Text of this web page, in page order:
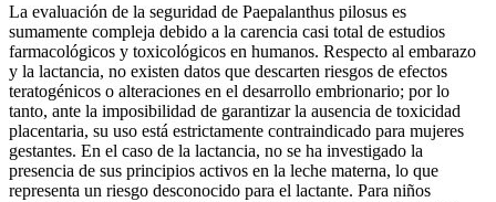
La evaluación de la seguridad de Paepalanthus pilosus es
sumamente compleja debido a la carencia casi total de estudios
farmacológicos y toxicológicos en humanos. Respecto al embarazo
y la lactancia, no existen datos que descarten riesgos de efectos
teratogénicos o alteraciones en el desarrollo embrionario; por lo
tanto, ante la imposibilidad de garantizar la ausencia de toxicidad
placentaria, su uso está estrictamente contraindicado para mujeres
gestantes. En el caso de la lactancia, no se ha investigado la
presencia de sus principios activos en la leche materna, lo que
representa un riesgo desconocido para el lactante. Para niños